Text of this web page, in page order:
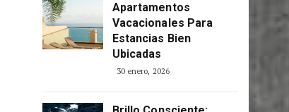
Apartamentos
Vacacionales Para
Estancias Bien
Ubicadas
30 enero, 2026